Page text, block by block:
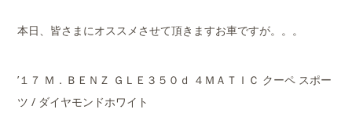
本日、皆さまにオススメさせて頂きますお車ですが。。。
’１７ Ｍ．ＢＥＮＺ ＧＬＥ３５０ｄ ４ＭＡＴＩＣ クーペ スポー
ツ / ダイヤモンドホワイト